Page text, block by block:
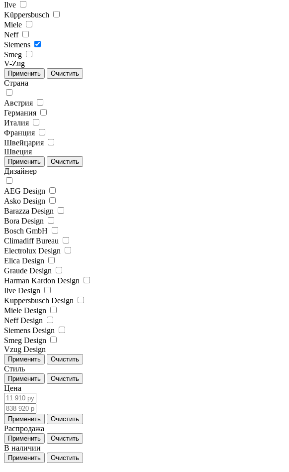
Ilve
Küppersbusch
Miele
Neff
Siemens
Smeg
V-Zug
Страна
Австрия
Германия
Италия
Франция
Швейцария
Швеция
Дизайнер
AEG Design
Asko Design
Barazza Design
Bora Design
Bosch GmbH
Climadiff Bureau
Electrolux Design
Elica Design
Graude Design
Harman Kardon Design
Ilve Design
Kuppersbusch Design
Miele Design
Neff Design
Siemens Design
Smeg Design
Vzug Design
Стиль
Цена
Распродажа
В наличии